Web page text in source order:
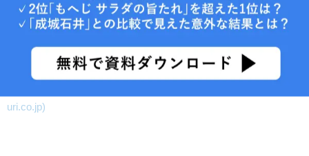
国内のコンビニの店舗数は頭打ちと言われており、コロナの影
響もあり売り上げも大きく下がってしまっています。これから
の時代に、どう対応していくべきなのでしょうか。
コンビニ売り上げ頭打ち、来店客数もコロナ禍前より１０％超
uri.co.jp)